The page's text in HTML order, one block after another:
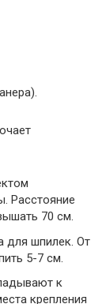
Расстояние
70 см.
для шпилек. От
5-7 см.
к
крепления